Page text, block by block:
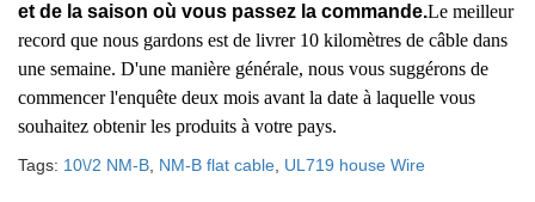
et de la saison où vous passez la commande.Le meilleur
record que nous gardons est de livrer 10 kilomètres de câble dans
une semaine. D'une manière générale, nous vous suggérons de
commencer l'enquête deux mois avant la date à laquelle vous
souhaitez obtenir les produits à votre pays.
Tags: 10\/2 NM-B NM-B flat cable UL719 house Wire